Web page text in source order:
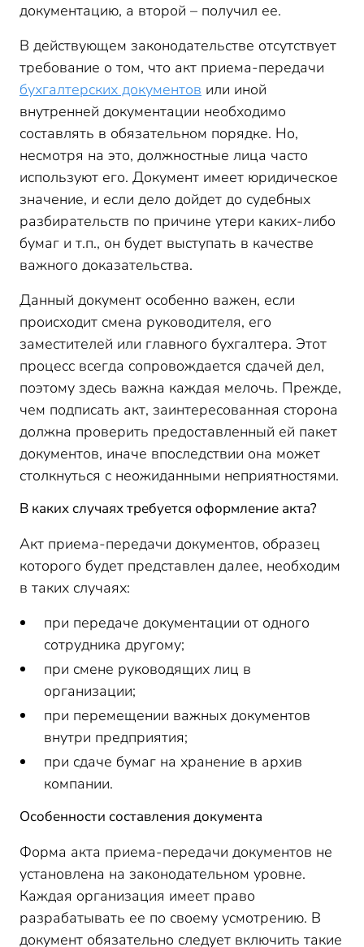
документацию, а второй – получил ее.
В действующем законодательстве отсутствует
требование о том, что акт приема-передачи
бухгалтерских документов или иной
внутренней документации необходимо
составлять в обязательном порядке. Но,
несмотря на это, должностные лица часто
используют его. Документ имеет юридическое
значение, и если дело дойдет до судебных
разбирательств по причине утери каких-либо
бумаг и т.п., он будет выступать в качестве
важного доказательства.
Данный документ особенно важен, если
происходит смена руководителя, его
заместителей или главного бухгалтера. Этот
процесс всегда сопровождается сдачей дел,
поэтому здесь важна каждая мелочь. Прежде,
чем подписать акт, заинтересованная сторона
должна проверить предоставленный ей пакет
документов, иначе впоследствии она может
столкнуться с неожиданными неприятностями.
В каких случаях требуется оформление акта?
Акт приема-передачи документов, образец
которого будет представлен далее, необходим
в таких случаях:
при передаче документации от одного
сотрудника другому;
при смене руководящих лиц в
организации;
при перемещении важных документов
внутри предприятия;
при сдаче бумаг на хранение в архив
компании.
Особенности составления документа
Форма акта приема-передачи документов не
установлена на законодательном уровне.
Каждая организация имеет право
разрабатывать ее по своему усмотрению. В
документ обязательно следует включить такие